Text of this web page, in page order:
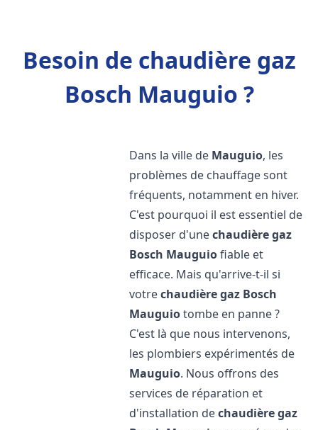
Besoin de chaudière gaz
Bosch Mauguio ?
Dans la ville de Mauguio, les
problèmes de chauffage sont
fréquents, notamment en hiver.
C'est pourquoi il est essentiel de
disposer d'unechaudière gaz
Bosch Mauguiofiable et
efficace. Mais qu'arrive-t-il si
votrechaudière gaz Bosch
Mauguiotombe en panne ?
C'est là que nous intervenons,
les plombiers expérimentés de
Mauguio. Nous offrons des
services de réparation et
d'installation dechaudière gaz